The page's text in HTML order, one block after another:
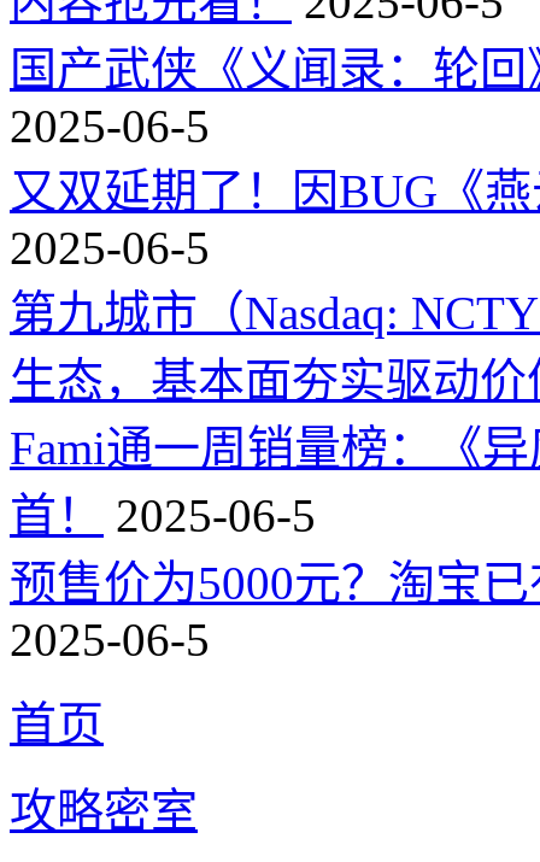
国产武侠《义闻录：轮
2025-06-5
又双延期了！因BUG《
2025-06-5
第九城市（Nasdaq:
生态，基本面夯实驱动价
Fami通一周销量榜：《
首！
2025-06-5
预售价为5000元？淘宝
2025-06-5
首页
攻略密室